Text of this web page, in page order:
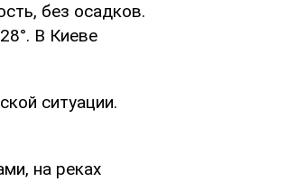
без осадков.
В Киеве
ситуации.
на реках